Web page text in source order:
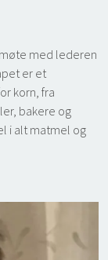
med lederen
er et
korn, fra
bakere og
i alt matmel og